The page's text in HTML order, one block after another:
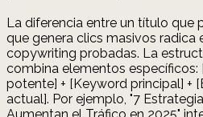
La diferencia entre un título que
que genera clics masivos radica
copywriting probadas. La
combina elementos específicos:
potente] + [Keyword principal] +
actual]. Por ejemplo, "7